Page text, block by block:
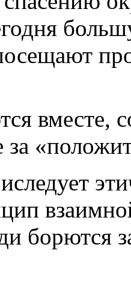
вместе,
борются